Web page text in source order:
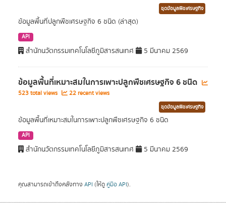
ชุดข้อมูลพืชเศรษฐกิจ
ข้อมูลพื้นที่ปลูกพืชเศรษฐกิจ 6 ชนิด (ล่าสุด)
API
สำนักนวัตกรรมเทคโนโลยีภูมิสารสนเทศ 5 มีนาคม 2569
ข้อมูลพื้นที่เหมาะสมในการเพาะปลูกพืชเศรษฐกิจ 6 ชนิด
523 total views 22 recent views
ชุดข้อมูลพืชเศรษฐกิจ
ข้อมูลพื้นที่เหมาะสมในการเพาะปลูกพืชเศรษฐกิจ 6 ชนิด
API
สำนักนวัตกรรมเทคโนโลยีภูมิสารสนเทศ 5 มีนาคม 2569
คุณสามารถเข้าถึงคลังทาง API (ให้ดู คู่มือ API).